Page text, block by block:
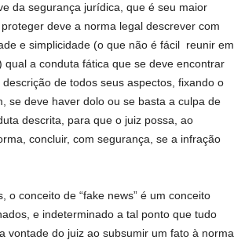
da segurança jurídica, que é seu maior
deve a norma legal descrever com
e simplicidade (o que não é fácil reunir em
qual a conduta fática que se deve encontrar
de todos seus aspectos, fixando o
se deve haver dolo ou se basta a culpa de
descrita, para que o juiz possa, ao
concluir, com segurança, se a infração
o conceito de “fake news” é um conceito
e indeterminado a tal ponto que tudo
vontade do juiz ao subsumir um fato à norma